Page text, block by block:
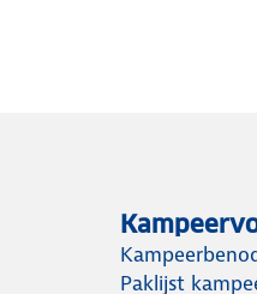
Paklijst